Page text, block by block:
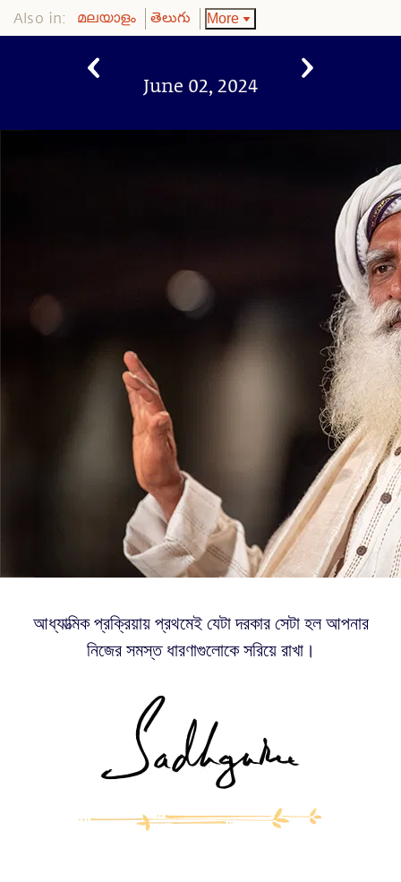
Also in: മലയാളം తెలుగు More
June 02, 2024
আধ্যাত্মিক প্রক্রিয়ায় প্রথমেই যেটা দরকার সেটা হল আপনার
নিজের সমস্ত ধারণাগুলোকে সরিয়ে রাখা।